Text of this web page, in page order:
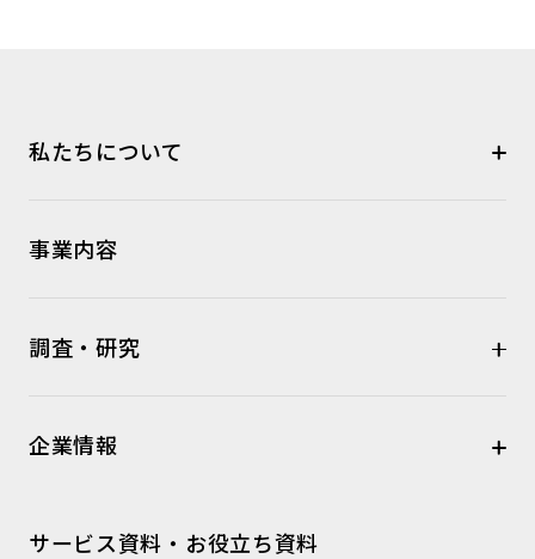
私たちについて
事業内容
調査・研究
企業情報
サービス資料・お役立ち資料